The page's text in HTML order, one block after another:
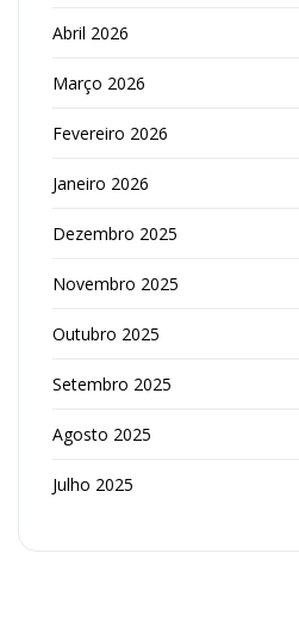
Abril 2026
Março 2026
Fevereiro 2026
Janeiro 2026
Dezembro 2025
Novembro 2025
Outubro 2025
Setembro 2025
Agosto 2025
Julho 2025